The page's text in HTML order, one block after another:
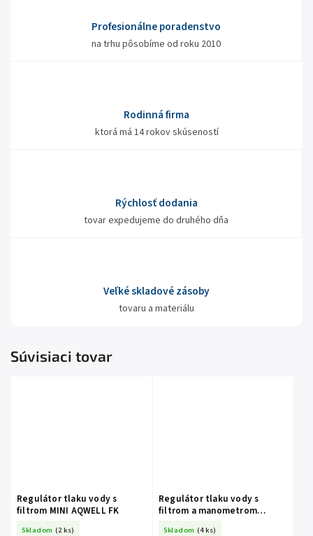
Profesionálne poradenstvo
na trhu pôsobíme od roku 2010
Rodinná firma
ktorá má 14 rokov skúseností
Rýchlosť dodania
tovar expedujeme do druhého dňa
Veľké skladové zásoby
tovaru a materiálu
Súvisiaci tovar
Regulátor tlaku vody s
filtrom MINI AQWELL FK
Skladom (2 ks)
Regulátor tlaku vody s
filtrom a manometrom
Skladom (4 ks)